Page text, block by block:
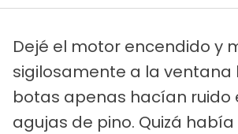
Dejé el motor encendido y
sigilosamente a la ventana
botas apenas hacían ruido
agujas de pino. Quizá